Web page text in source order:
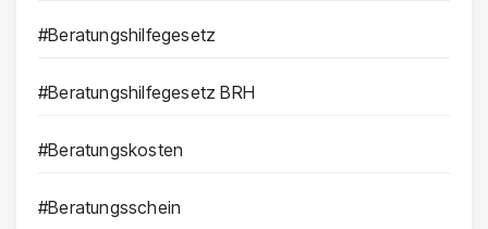
#Beratungshilfegesetz
#Beratungshilfegesetz BRH
#Beratungskosten
#Beratungsschein